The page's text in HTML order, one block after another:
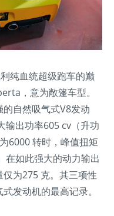
纯血统超级跑车的巅
，意为敞篷车型。
自然吸气式V8发动
输出功率605 cv（升功
6000 转时，峰值扭矩
在如此强大的动力输出
为275 克。其三项性
发动机的最高记录。